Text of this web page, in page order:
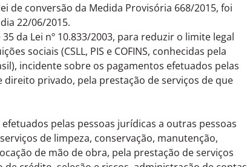
de conversão da Medida Provisória 668/2015, foi
22/06/2015.
da Lei nº 10.833/2003, para reduzir o limite legal
sociais (CSLL, PIS e COFINS, conhecidas pela
incidente sobre os pagamentos efetuados pelas
privado, pela prestação de serviços de que
pelas pessoas jurídicas a outras pessoas
de limpeza, conservação, manutenção,
de mão de obra, pela prestação de serviços